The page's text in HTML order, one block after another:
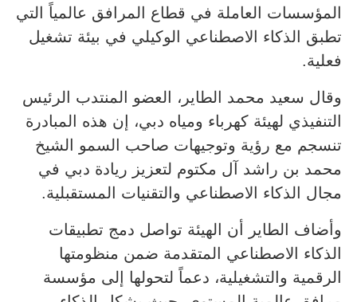
المؤسسات العاملة في قطاع المرافق عالمياً التي
تطبق الذكاء الاصطناعي الوكيلي في بيئة تشغيل
فعلية.
وقال سعيد محمد الطاير، العضو المنتدب الرئيس
التنفيذي لهيئة كهرباء ومياه دبي، إن هذه المبادرة
تنسجم مع رؤية وتوجيهات صاحب السمو الشيخ
محمد بن راشد آل مكتوم لتعزيز ريادة دبي في
مجال الذكاء الاصطناعي والتقنيات المستقبلية.
وأضاف الطاير أن الهيئة تواصل دمج تطبيقات
الذكاء الاصطناعي المتقدمة ضمن منظومتها
الرقمية والتشغيلية، دعماً لتحولها إلى مؤسسة